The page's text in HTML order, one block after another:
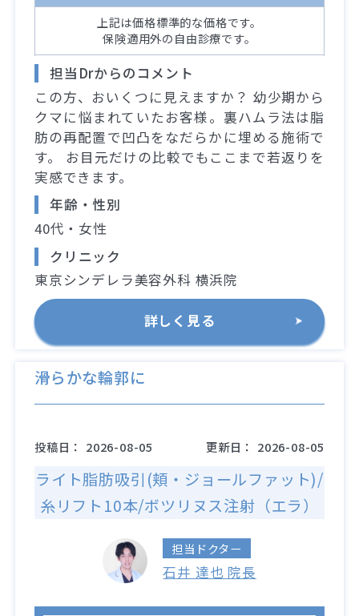
上記は価格標準的な価格です。
保険適用外の自由診療です。
担当Drからのコメント
この方、おいくつに見えますか？ 幼少期から
クマに悩まれていたお客様。裏ハムラ法は脂
肪の再配置で凹凸をなだらかに埋める施術で
す。 お目元だけの比較でもここまで若返りを
実感できます。
年齢・性別
40代・女性
クリニック
東京シンデレラ美容外科 横浜院
詳しく見る
滑らかな輪郭に
投稿日： 2026-08-05 更新日： 2026-08-05
ライト脂肪吸引(頬・ジョールファット)/
糸リフト10本/ボツリヌス注射（エラ）
担当ドクター
石井 達也 院長